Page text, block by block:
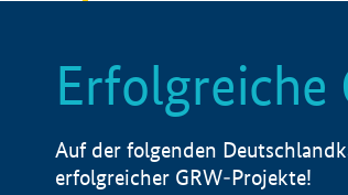
Erfolgreiche
Auf der folgenden
erfolgreicher GRW-Projekte!